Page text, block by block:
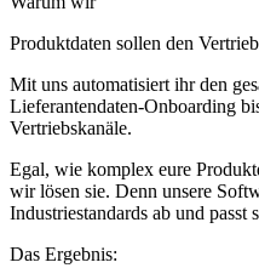
Produktdaten sollen den
Mit uns automatisiert ihr den
Lieferantendaten-Onboarding
Vertriebskanäle.
Egal, wie komplex eure
wir lösen sie. Denn unsere
Industriestandards ab und passt
Das Ergebnis: